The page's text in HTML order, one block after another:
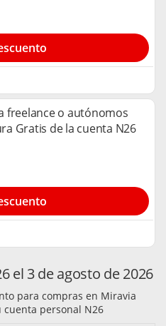
freelance o autónomos
Gratis de la cuenta N26
el 3 de agosto de 2026
para compras en Miravia
cuenta personal N26